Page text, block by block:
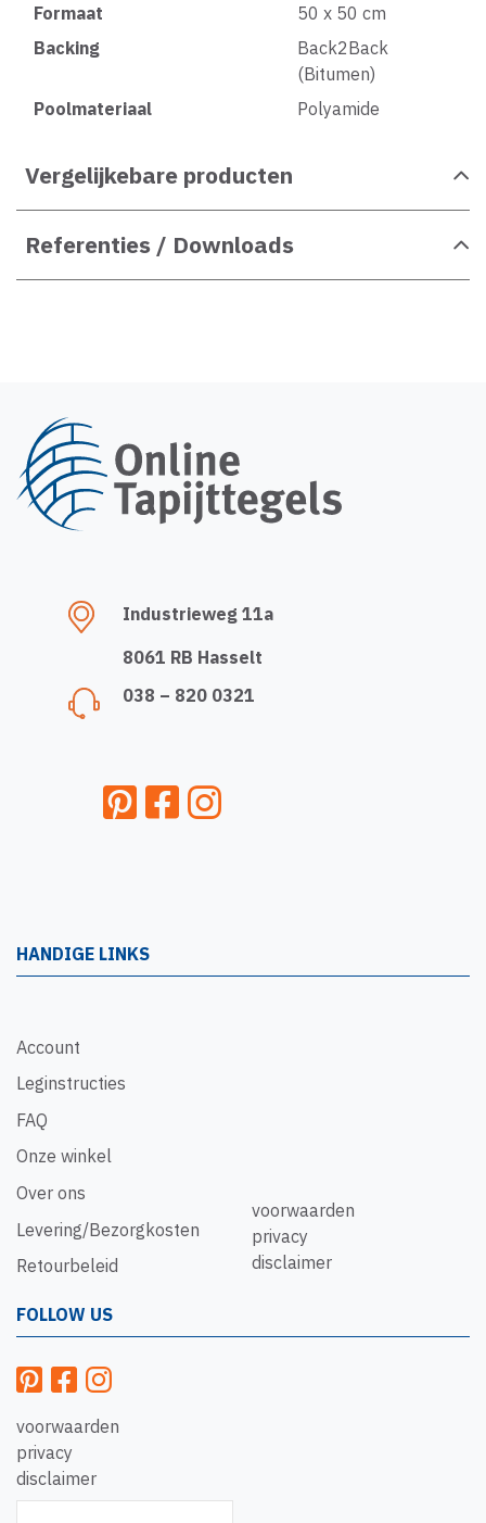
Formaat
50 x 50 cm
Backing
Back2Back
(Bitumen)
Poolmateriaal
Polyamide
Vergelijkebare producten
Referenties / Downloads
Industrieweg 11a
8061 RB Hasselt
038 – 820 0321
HANDIGE LINKS
Account
Leginstructies
FAQ
Onze winkel
Over ons
Levering/Bezorgkosten
Retourbeleid
voorwaarden
privacy
disclaimer
FOLLOW US
voorwaarden
privacy
disclaimer